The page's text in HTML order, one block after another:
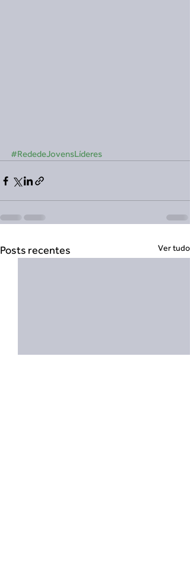
#RededeJovensLíderes
Posts recentes Ver tudo